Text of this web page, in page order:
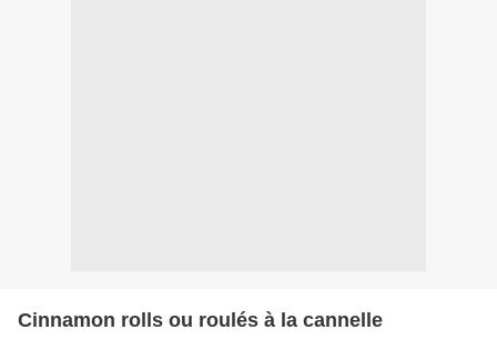
Cinnamon rolls ou roulés à la cannelle